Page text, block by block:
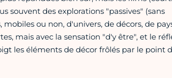
souvent des explorations "passives" (sans
ou non, d'univers, de décors, de
mais avec la sensation "d'y être", et le
les éléments de décor frôlés par le point